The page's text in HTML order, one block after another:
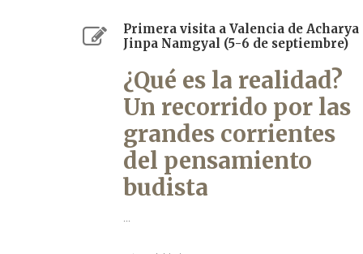
Primera visita a Valencia de Acharya
Jinpa Namgyal (5-6 de septiembre)
¿Qué es la realidad?
Un recorrido por las
grandes corrientes
del pensamiento
budista
...